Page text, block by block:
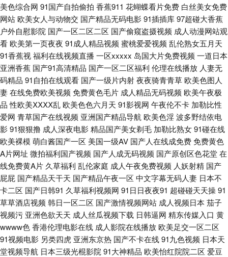
线之成人Av 国产第一第二页 蜜桃在线成人视频 日本人人操 亚洲福利 91P社
区入口 91超碰操逼18 91白虎免费观看 91n免费看导航 91秒拍视频福利 91
色色小视频 AV之家 超碰在线成人AV 国产精品第1页 国产主播露脸自撸 久久
性爱 日韩无码福利网址 色网91视频 超碰在福利 亚洲国产精品黄色 国产情色
在线一区二区 AV天堂久草中文在线 亚洲色图第一页 久久福利视频网 91牛牛
人妻 四虎WW 国产第二页 91国产性交在线观看 日韩无码TV 97夫妻网 色色
欧美国产亚洲 九色導航 91视频网站链接 亚洲第五页 黑丝袜足交 91在线视频
国 夜晚剧场福利姬 日本啊V网 www精品无码 亚洲偷牌自拍 欧美色图15P 超
碰日韩 91V视频高跟鞋 天堂色豆花113 韩国妈妈拍A片 91国产首业 男人天
堂资源 白丝爆操 先锋影音av成人电影 国产情侣肏屄视频 91传媒入口 青草成
美色综合网 91国产自拍偷拍 香蕉911 花蝴蝶看片免费 白丝美女免费
网站 欧美女人与动物交 国产精品无码电影91插插库97超碰大香蕉
户外自慰影院 国产一区二区二区 国产偷窥盗摄视频 成人动漫网站观
看 欧美第一页夜夜 91成人精品视频 蜜桃爱爱视频 乱伦熟女五月天
91香蕉视福利在线视频直播 一区xxxxx 岛国大片免费视频 一道日本
亚洲香蕉 国产91高清精品 国产一区二区福利 伦理在线播放 人妻无
码精品 91自拍在线观看 国产一级片内射夜夜骑青青草 欧美色图人
妻在线免费欧美视频 免费黄色毛片 成人精品无码视频 欧美午夜极
品 性欧美ⅩⅩⅩⅩ乱 欧美色色六月天 91影视网 午夜伦不卡 加勒比性
爱网 青草国产在线视频 亚洲国产精品导航 欧美色淫波多野结依电
影91狠狠撸 成人深夜电影精品国产美女剃毛 加勒比熟女91碰在线
欧美裸模 萌白酱国产一区 美国一级AV 国产人在线成免费免费黄色
A片网址 微拍福利国产视频 国产人成无码视频 国产原创区色花堂在
线免费黄A片 久草福利 乱伦家庭 成人午夜免费视频 人妖射精 国产
屁屁 国产精品天干天 国产精品午夜一区 中文字幕无码人妻 日本不
卡二区 国产日韩91 久草福利视频网 91日日夜夜91 超碰碰天天操91
草草酒店视频 韩日一区二区 国产激情视频网站 成人视频日本 茄子
视频污 亚洲色欲天天 成人丝瓜视频下载 日韩逼网 精东传媒入口 黄
wwww色香港伦理电影在线 成人影院在线播放 欧美足交一区二区
91视频电影 另类四虎 亚洲东京热 国产不卡在线91九色视频 日本天
堂视频导航 日本三级光棍影院 91大神精品 欧美怡红院院二区 爱豆